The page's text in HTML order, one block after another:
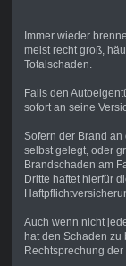
Immer wieder
meist recht groß,
Totalschaden.
Falls den
sofort an seine
Sofern der Brand
selbst gelegt, oder
Brandschaden am
Dritte haftet hierfür
Auch wenn nicht
hat den Schaden zu
Rechtsprechung